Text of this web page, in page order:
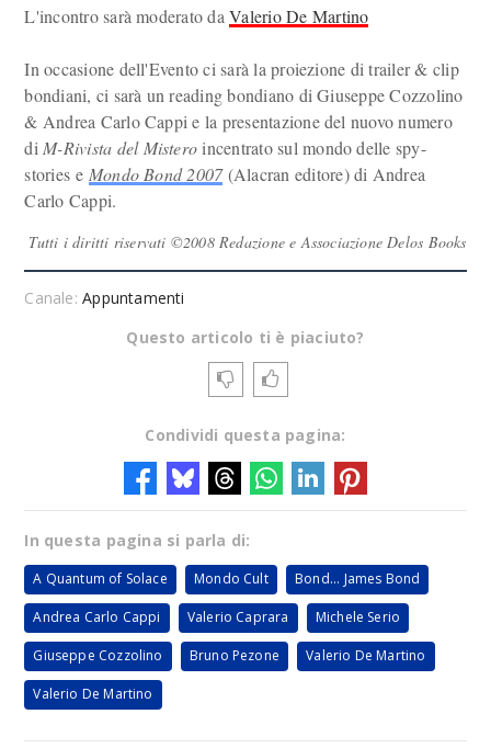
L'incontro sarà moderato daValerio De Martino
In occasione dell'Evento ci sarà la proiezione di trailer & clip
bondiani, ci sarà un reading bondiano di Giuseppe Cozzolino
& Andrea Carlo Cappi e la presentazione del nuovo numero
di M-Rivista del Misteroincentrato sul mondo delle spy-
stories e Mondo Bond 2007(Alacran editore) di Andrea
Carlo Cappi.
Tutti i diritti riservati ©2008 Redazione e Associazione Delos Books
Canale:Appuntamenti
Questo articolo ti è piaciuto?
Condividi questa pagina:
In questa pagina si parla di:
A Quantum of Solace Mondo Cult Bond... James Bond
Andrea Carlo Cappi Valerio Caprara Michele Serio
Giuseppe Cozzolino Bruno Pezone Valerio De Martino
Valerio De Martino